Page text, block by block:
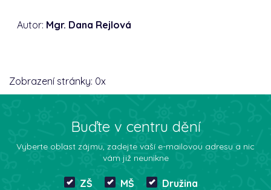
Autor: Mgr. Dana Rejlová
Zobrazení stránky: 0x
Buďte v centru dění
Vyberte oblast zájmu, zadejte vaší e-mailovou adresu a nic
vám již neunikne
ZŠ MŠ Družina